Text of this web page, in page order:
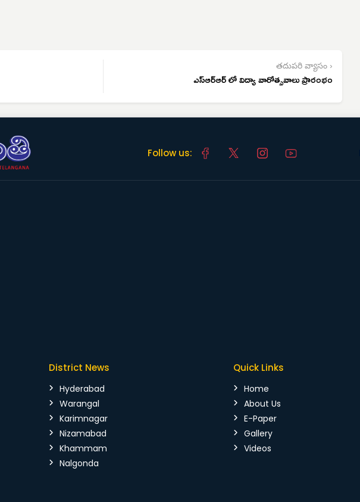
తదుపరి వ్యాసం ›
ఎస్ఆర్ఆర్ లో విద్యా వారోత్సవాలు ప్రారంభం
Follow us:
District News
Hyderabad
Warangal
Karimnagar
Nizamabad
Khammam
Nalgonda
Quick Links
Home
About Us
E-Paper
Gallery
Videos